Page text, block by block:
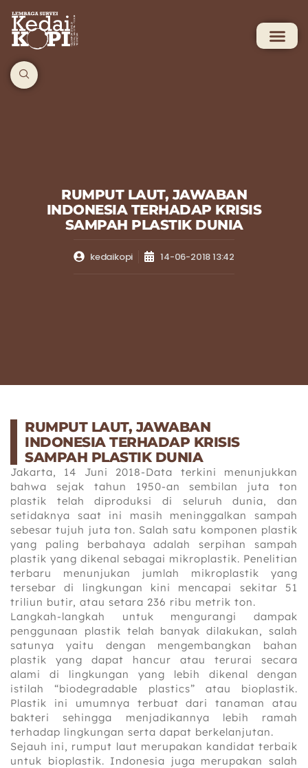
RUMPUT LAUT, JAWABAN
INDONESIA TERHADAP KRISIS
SAMPAH PLASTIK DUNIA
kedaikopi 14-06-2018 13:42
RUMPUT LAUT, JAWABAN
INDONESIA TERHADAP KRISIS
SAMPAH PLASTIK DUNIA
Jakarta, 14 Juni 2018-Data terkini menunjukkan
bahwa sejak tahun 1950-an sembilan juta ton
plastik telah diproduksi di seluruh dunia, dan
setidaknya saat ini masih meninggalkan sampah
sebesar tujuh juta ton. Salah satu komponen plastik
yang paling berbahaya adalah serpihan sampah
plastik yang dikenal sebagai mikroplastik. Penelitian
terbaru menunjukan jumlah mikroplastik yang
tersebar di lingkungan kini mencapai sekitar 51
triliun butir, atau setara 236 ribu metrik ton.
Langkah-langkah untuk mengurangi dampak
penggunaan plastik telah banyak dilakukan, salah
satunya yaitu dengan mengembangkan bahan
plastik yang dapat hancur atau terurai secara
alami di lingkungan yang lebih dikenal dengan
istilah “biodegradable plastics” atau bioplastik.
Plastik ini umumnya terbuat dari tanaman atau
bakteri sehingga menjadikannya lebih ramah
terhadap lingkungan serta dapat berkelanjutan.
Sejauh ini, rumput laut merupakan kandidat terbaik
untuk bioplastik. Indonesia juga merupakan salah